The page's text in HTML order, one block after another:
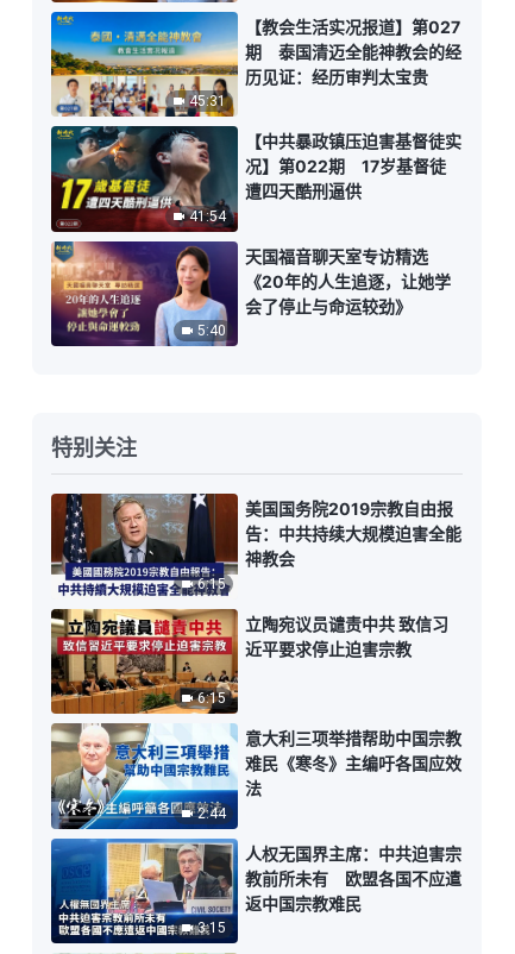
45:31
【教会生活实况报道】第027
期 泰国清迈全能神教会的经
历见证：经历审判太宝贵
41:54
【中共暴政镇压迫害基督徒实
况】第022期 17岁基督徒
遭四天酷刑逼供
5:40
天国福音聊天室专访精选
《20年的人生追逐，让她学
会了停止与命运较劲》
特别关注
6:15
美国国务院2019宗教自由报
告：中共持续大规模迫害全能
神教会
6:15
立陶宛议员谴责中共 致信习
近平要求停止迫害宗教
2:44
意大利三项举措帮助中国宗教
难民《寒冬》主编吁各国应效
法
3:15
人权无国界主席：中共迫害宗
教前所未有 欧盟各国不应遣
返中国宗教难民